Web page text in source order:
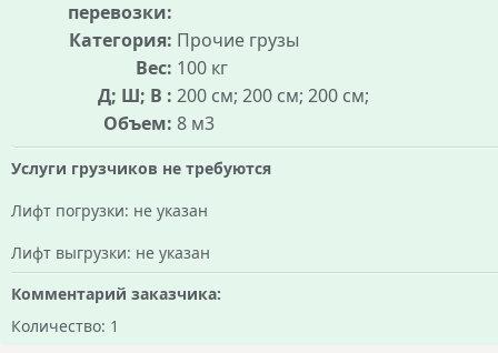
перевозки:
Категория: Прочие грузы
Вес: 100 кг
Д; Ш; В : 200 см; 200 см; 200 см;
Объем: 8 м3
Услуги грузчиков не требуются
Лифт погрузки: не указан
Лифт выгрузки: не указан
Комментарий заказчика:
Количество: 1